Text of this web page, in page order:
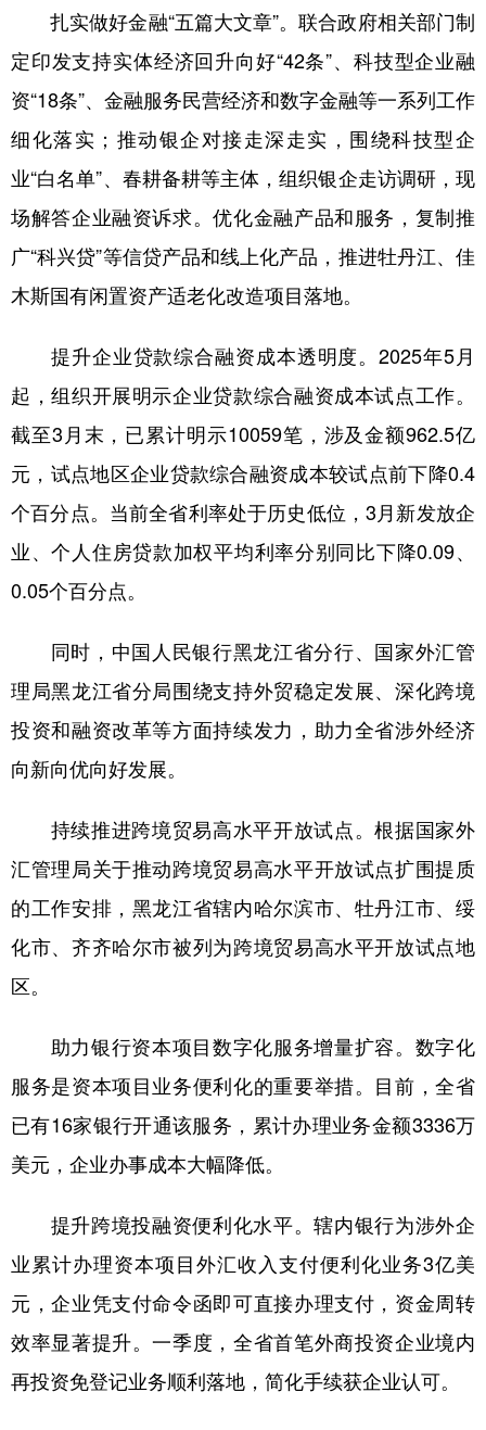
扎实做好金融“五篇大文章”。联合政府相关部门制
定印发支持实体经济回升向好“42条”、科技型企业融
资“18条”、金融服务民营经济和数字金融等一系列工作
细化落实；推动银企对接走深走实，围绕科技型企
业“白名单”、春耕备耕等主体，组织银企走访调研，现
场解答企业融资诉求。优化金融产品和服务，复制推
广“科兴贷”等信贷产品和线上化产品，推进牡丹江、佳
木斯国有闲置资产适老化改造项目落地。
提升企业贷款综合融资成本透明度。2025年5月
起，组织开展明示企业贷款综合融资成本试点工作。
截至3月末，已累计明示10059笔，涉及金额962.5亿
元，试点地区企业贷款综合融资成本较试点前下降0.4
个百分点。当前全省利率处于历史低位，3月新发放企
业、个人住房贷款加权平均利率分别同比下降0.09、
0.05个百分点。
同时，中国人民银行黑龙江省分行、国家外汇管
理局黑龙江省分局围绕支持外贸稳定发展、深化跨境
投资和融资改革等方面持续发力，助力全省涉外经济
向新向优向好发展。
持续推进跨境贸易高水平开放试点。根据国家外
汇管理局关于推动跨境贸易高水平开放试点扩围提质
的工作安排，黑龙江省辖内哈尔滨市、牡丹江市、绥
化市、齐齐哈尔市被列为跨境贸易高水平开放试点地
区。
助力银行资本项目数字化服务增量扩容。数字化
服务是资本项目业务便利化的重要举措。目前，全省
已有16家银行开通该服务，累计办理业务金额3336万
美元，企业办事成本大幅降低。
提升跨境投融资便利化水平。辖内银行为涉外企
业累计办理资本项目外汇收入支付便利化业务3亿美
元，企业凭支付命令函即可直接办理支付，资金周转
效率显著提升。一季度，全省首笔外商投资企业境内
再投资免登记业务顺利落地，简化手续获企业认可。